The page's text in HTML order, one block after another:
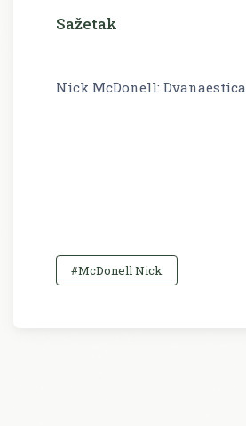
Sažetak
Nick McDonell: Dvanaestica
#McDonell Nick